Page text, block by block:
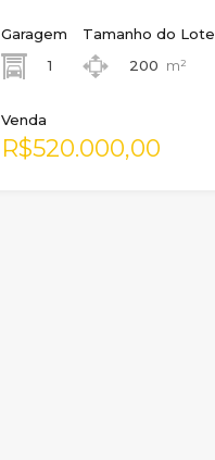
Garagem
1
Tamanho do Lote
200 m²
Venda
R$520.000,00